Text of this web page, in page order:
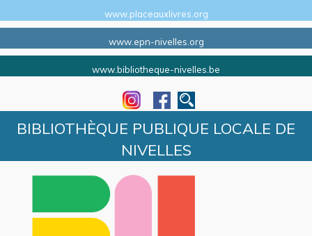
www.placeauxlivres.org
www.epn-nivelles.org
www.bibliotheque-nivelles.be
BIBLIOTHÈQUE PUBLIQUE LOCALE DE
NIVELLES